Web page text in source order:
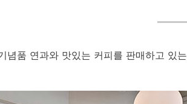
념품 연과와 맛있는 커피를 판매하고 있는